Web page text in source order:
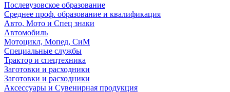
Послевузовское образование
Среднее проф. образование и квалификация
Авто, Мото и Спец знаки
Автомобиль
Мотоцикл, Мопед, СиМ
Специальные службы
Трактор и спецтехника
Заготовки и расходники
Заготовки и расходники
Аксессуары и Сувенирная продукция